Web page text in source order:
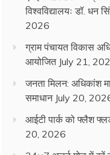
विश्वविद्यालयः डॉ. धन
2026
ग्राम पंचायत विकास
आयोजित July 21,
जनता मिलन: अधिकांश
समाधान July 20,
आईटी पार्क को फ्लैश
20, 2026